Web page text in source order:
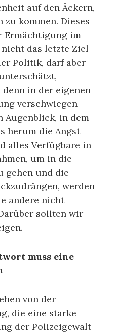
auf den Äckern,
zu kommen. Dieses
Ermächtigung im
das letzte Ziel
Politik, darf aber
denn in der eigenen
verschwiegen
Augenblick, in dem
herum die Angst
alles Verfügbare in
um in die
gehen und die
werden
andere nicht
sollten wir
muss eine
von der
die eine starke
der Polizeigewalt